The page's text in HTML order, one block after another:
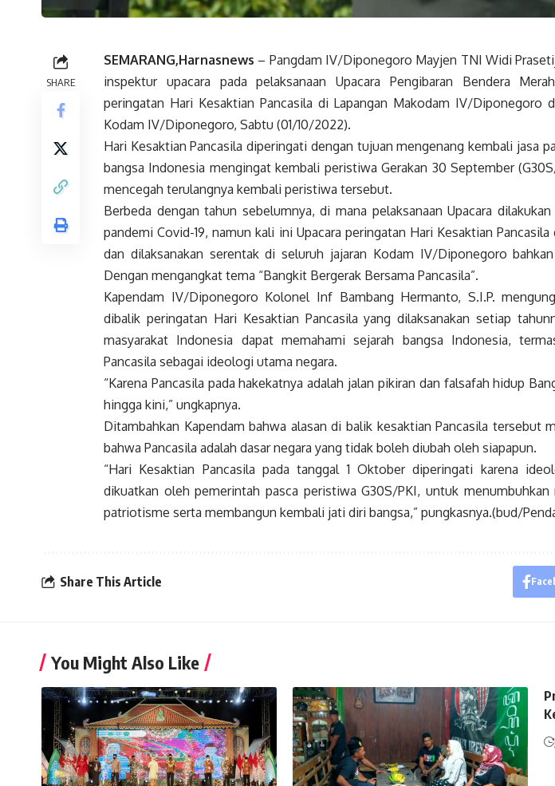
SHARE
SEMARANG,Harnasnews – Pangdam IV/Diponegoro Mayjen TNI Widi
inspektur upacara pada pelaksanaan Upacara Pengibaran Bendera
peringatan Hari Kesaktian Pancasila di Lapangan Makodam IV/Diponegoro
Kodam IV/Diponegoro, Sabtu (01/10/2022).
Hari Kesaktian Pancasila diperingati dengan tujuan mengenang kembali jasa
bangsa Indonesia mengingat kembali peristiwa Gerakan 30 September
mencegah terulangnya kembali peristiwa tersebut.
Berbeda dengan tahun sebelumnya, di mana pelaksanaan Upacara
pandemi Covid-19, namun kali ini Upacara peringatan Hari Kesaktian
dan dilaksanakan serentak di seluruh jajaran Kodam IV/Diponegoro
Dengan mengangkat tema “Bangkit Bergerak Bersama Pancasila”.
Kapendam IV/Diponegoro Kolonel Inf Bambang Hermanto, S.I.P.
dibalik peringatan Hari Kesaktian Pancasila yang dilaksanakan setiap
masyarakat Indonesia dapat memahami sejarah bangsa Indonesia,
Pancasila sebagai ideologi utama negara.
“Karena Pancasila pada hakekatnya adalah jalan pikiran dan falsafah hidup
hingga kini,” ungkapnya.
Ditambahkan Kapendam bahwa alasan di balik kesaktian Pancasila tersebut
bahwa Pancasila adalah dasar negara yang tidak boleh diubah oleh siapapun.
“Hari Kesaktian Pancasila pada tanggal 1 Oktober diperingati karena
dikuatkan oleh pemerintah pasca peristiwa G30S/PKI, untuk menumbuhkan
patriotisme serta membangun kembali jati diri bangsa,” pungkasnya.(bud/
Share This Article
You Might Also Like